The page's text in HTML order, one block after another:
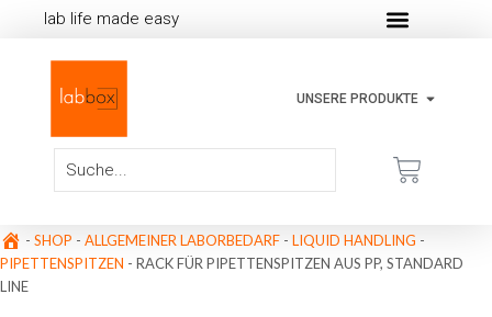
lab life made easy
UNSERE PRODUKTE
- SHOP - ALLGEMEINER LABORBEDARF - LIQUID HANDLING -
PIPETTENSPITZEN - RACK FÜR PIPETTENSPITZEN AUS PP, STANDARD
LINE